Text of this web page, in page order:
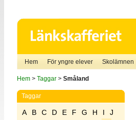
Hem För yngre elever Skolämnen
Hem> Taggar> Småland
Taggar
A B C D E F G H I
J